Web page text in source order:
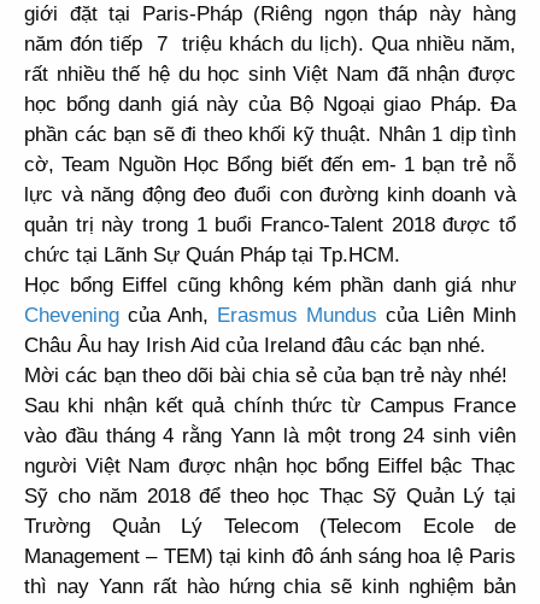
giới đặt tại Paris-Pháp (Riêng ngọn tháp này hàng
năm đón tiếp 7 triệu khách du lịch). Qua nhiều năm,
rất nhiều thế hệ du học sinh Việt Nam đã nhận được
học bổng danh giá này của Bộ Ngoại giao Pháp. Đa
phần các bạn sẽ đi theo khối kỹ thuật. Nhân 1 dịp tình
cờ, Team Nguồn Học Bổng biết đến em- 1 bạn trẻ nỗ
lực và năng động đeo đuổi con đường kinh doanh và
quản trị này trong 1 buổi Franco-Talent 2018 được tổ
chức tại Lãnh Sự Quán Pháp tại Tp.HCM.
Học bổng Eiffel cũng không kém phần danh giá như
Chevening của Anh, Erasmus Mundus của Liên Minh
Châu Âu hay Irish Aid của Ireland đâu các bạn nhé.
Mời các bạn theo dõi bài chia sẻ của bạn trẻ này nhé!
Sau khi nhận kết quả chính thức từ Campus France
vào đầu tháng 4 rằng Yann là một trong 24 sinh viên
người Việt Nam được nhận học bổng Eiffel bậc Thạc
Sỹ cho năm 2018 để theo học Thạc Sỹ Quản Lý tại
Trường Quản Lý Telecom (Telecom Ecole de
Management – TEM) tại kinh đô ánh sáng hoa lệ Paris
thì nay Yann rất hào hứng chia sẽ kinh nghiệm bản